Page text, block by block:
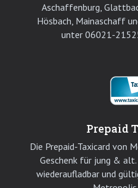
Aschaffenburg,
Hösbach, Mainaschaff
unter 06021-
Prepaid
Die Prepaid-Taxicard von
Geschenk für jung &
wiederaufladbar und